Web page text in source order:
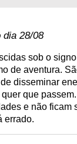
dia 28/08
sob o
de aventura.
disseminar
que
e não ficam
errado.